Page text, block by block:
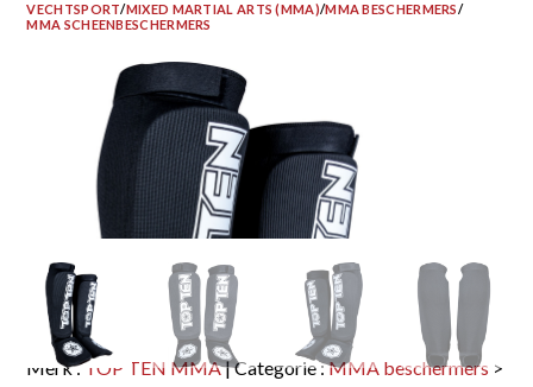
VECHTSPORT/MIXED MARTIAL ARTS (MMA)/MMA BESCHERMERS/
MMA SCHEENBESCHERMERS
Merk :TOP TEN MMA| Categorie :MMA beschermers >